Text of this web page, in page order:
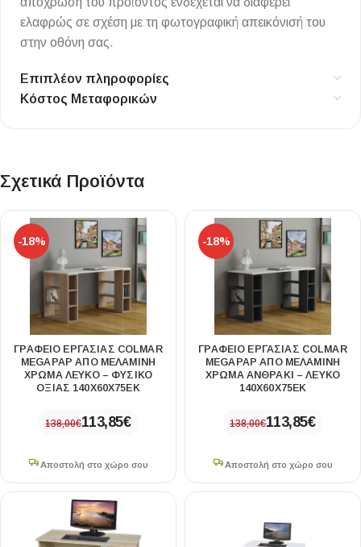
ελαφρώς σε σχέση με τη φωτογραφική απεικόνισή του
στην οθόνη σας.
Επιπλέον πληροφορίες
Κόστος Μεταφορικών
Σχετικά Προϊόντα
-18%
ΓΡΑΦΕΊΟ ΕΡΓΑΣΊΑΣ COLMAR
MEGAPAP ΑΠΌ ΜΕΛΑΜΊΝΗ
ΧΡΏΜΑ ΛΕΥΚΌ – ΦΥΣΙΚΌ
ΟΞΙΆΣ 140X60X75ΕΚ
138,00€113,85€
Αποστολή στο χώρο σου
-18%
ΓΡΑΦΕΊΟ ΕΡΓΑΣΊΑΣ COLMAR
MEGAPAP ΑΠΌ ΜΕΛΑΜΊΝΗ
ΧΡΏΜΑ ΑΝΘΡΑΚΊ – ΛΕΥΚΌ
140X60X75ΕΚ
138,00€113,85€
Αποστολή στο χώρο σου